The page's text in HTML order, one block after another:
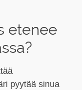
etenee
pyytää sinua